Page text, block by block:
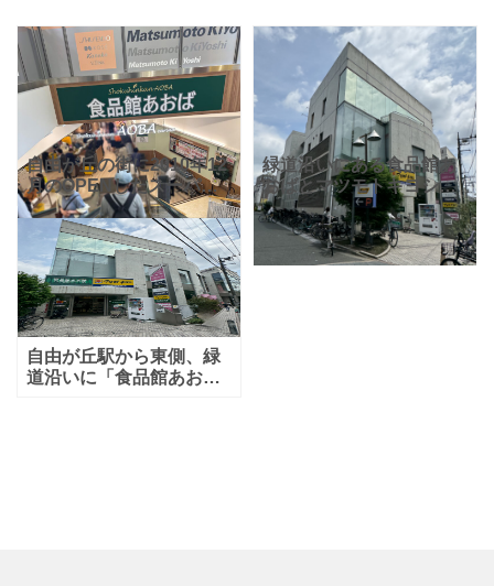
自由が丘の街に2010年12
月のOPENしたスーパー
マーケット「食品館あお
ば自由が丘店」。公式ホ
ームページによると「よ
り良い品をより安く」地
域一番店を目指してい
緑道沿いにある食品館あ
おばとマツモトキヨシを
ご利用の際には便利な駐
輪場があります。自転車
が停められるスーパーや
薬局は便利ですよね！
自由が丘駅から東側、緑
道沿いに「食品館あお